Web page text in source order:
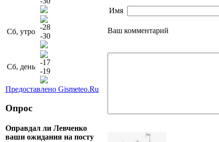
Сб, утро
-28
-30
Сб, день
-17
-19
Предоставлено Gismeteo.Ru
Опрос
Оправдал ли Левченко
ваши ожидания на посту
Имя
Ваш комментарий